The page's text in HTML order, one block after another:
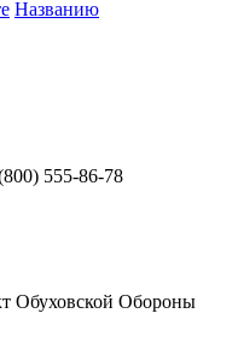
Названию
555-86-78
Обуховской Обороны